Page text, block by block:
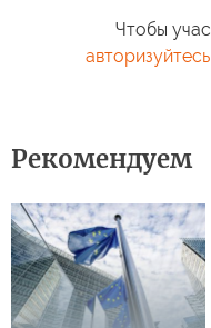
Чтобы
авторизуйтесь
Рекомендуем